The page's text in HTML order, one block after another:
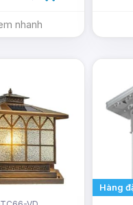
là một số thông tin về
ĐỂ NHẬN
ƯU
khảo thêm:
Đèn
trờibán chạy nhất
DMT Solar?
nhanh
Hàng